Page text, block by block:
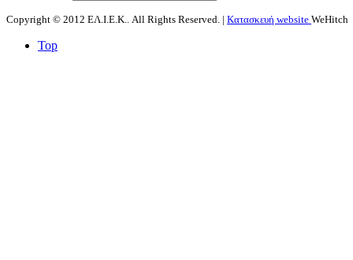
Copyright © 2012 ΕΛ.Ι.Ε.Κ.. All Rights Reserved. | Κατασκευή website WeHitch
Top